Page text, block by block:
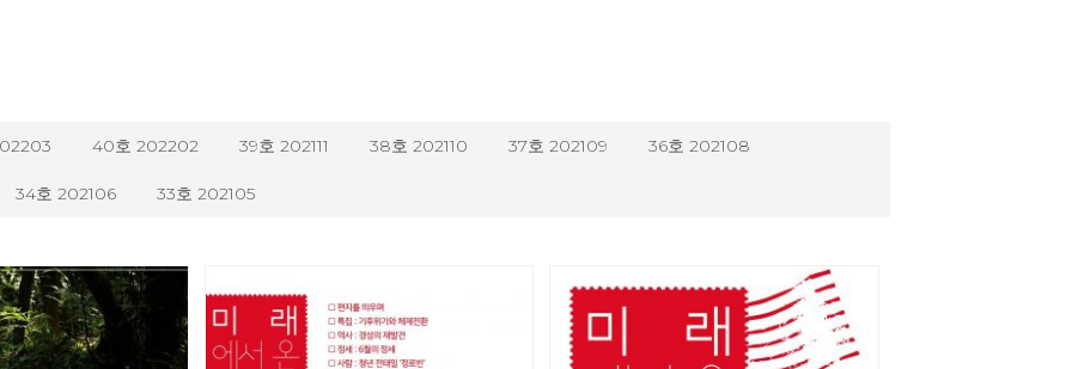
40호 202202 39호 202111 38호 202110 37호 202109 36호 202108
34호 202106 33호 202105